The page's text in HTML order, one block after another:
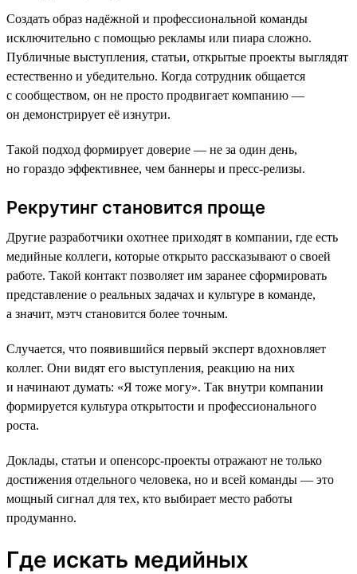
Создать образ надёжной и профессиональной команды
исключительно с помощью рекламы или пиара сложно.
Публичные выступления, статьи, открытые проекты выглядят
естественно и убедительно. Когда сотрудник общается
с сообществом, он не просто продвигает компанию —
он демонстрирует её изнутри.
Такой подход формирует доверие — не за один день,
но гораздо эффективнее, чем баннеры и пресс-релизы.
Рекрутинг становится проще
Другие разработчики охотнее приходят в компании, где есть
медийные коллеги, которые открыто рассказывают о своей
работе. Такой контакт позволяет им заранее сформировать
представление о реальных задачах и культуре в команде,
а значит, мэтч становится более точным.
Случается, что появившийся первый эксперт вдохновляет
коллег. Они видят его выступления, реакцию на них
и начинают думать: «Я тоже могу». Так внутри компании
формируется культура открытости и профессионального
роста.
Доклады, статьи и опенсорс-проекты отражают не только
достижения отдельного человека, но и всей команды — это
мощный сигнал для тех, кто выбирает место работы
продуманно.
Где искать медийных